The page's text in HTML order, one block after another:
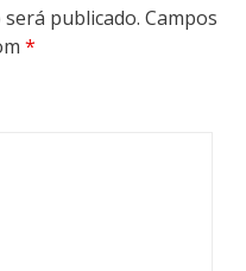
publicado. Campos
*